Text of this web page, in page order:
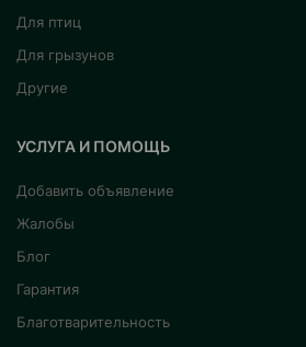
Для птиц
Для грызунов
Другие
УСЛУГА И ПОМОЩЬ
Добавить объявление
Жалобы
Блог
Гарантия
Благотварительность